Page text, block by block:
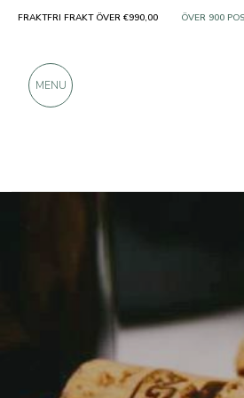
Producenter Tenute Ducali
FRAKTFRI FRAKT ÖVER €990,00 ENDAST
MENU